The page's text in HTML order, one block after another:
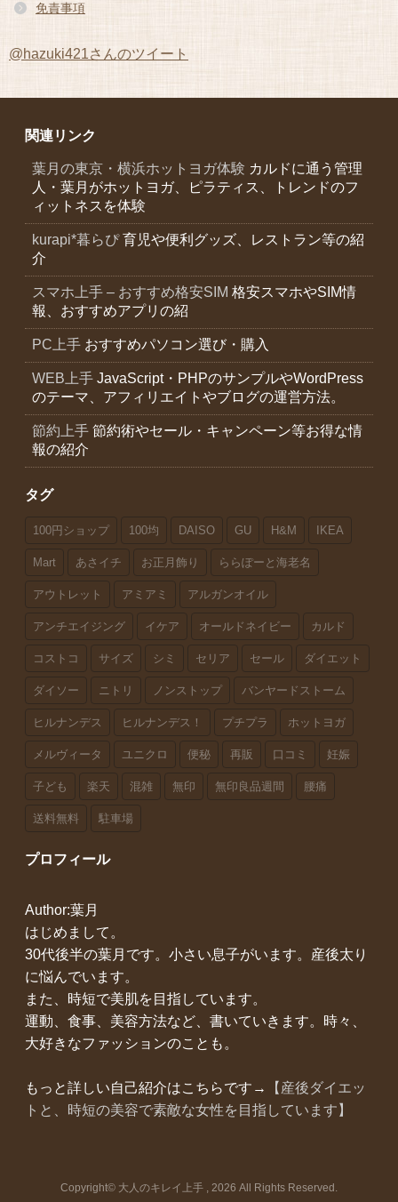
免責事項
@hazuki421さんのツイート
関連リンク
葉月の東京・横浜ホットヨガ体験 カルドに通う管理
人・葉月がホットヨガ、ピラティス、トレンドのフ
ィットネスを体験
kurapi*暮らぴ育児や便利グッズ、レストラン等の紹
介
スマホ上手 – おすすめ格安SIM 格安スマホやSIM情
報、おすすめアプリの紹
PC上手 おすすめパソコン選び・購入
WEB上手 JavaScript・PHPのサンプルやWordPress
のテーマ、アフィリエイトやブログの運営方法。
節約上手 節約術やセール・キャンペーン等お得な情
報の紹介
タグ
100円ショップ 100均 DAISO GU H&M IKEA
Mart あさイチ お正月飾り ららぽーと海老名
アウトレット アミアミ アルガンオイル
アンチエイジング イケア オールドネイビー カルド
コストコ サイズ シミ セリア セール ダイエット
ダイソー ニトリ ノンストップ バンヤードストーム
ヒルナンデス ヒルナンデス！ プチプラ ホットヨガ
メルヴィータ ユニクロ 便秘 再販 口コミ 妊娠
子ども 楽天 混雑 無印 無印良品週間 腰痛
送料無料 駐車場
プロフィール
Author:葉月
はじめまして。
30代後半の葉月です。小さい息子がいます。産後太り
に悩んでいます。
また、時短で美肌を目指しています。
運動、食事、美容方法など、書いていきます。時々、
大好きなファッションのことも。
もっと詳しい自己紹介はこちらです→
【産後ダイエッ
トと、時短の美容で素敵な女性を目指しています】
Copyright© 大人のキレイ上手 , 2026 All Rights Reserved.